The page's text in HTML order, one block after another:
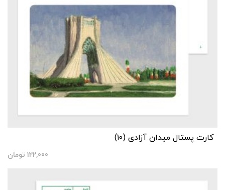
کارت پستال میدان آزادی (۱۰)
122,000 تومان